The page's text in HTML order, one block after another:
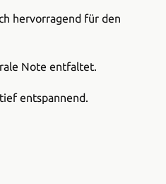
hervorragend für den
Note entfaltet.
entspannend.